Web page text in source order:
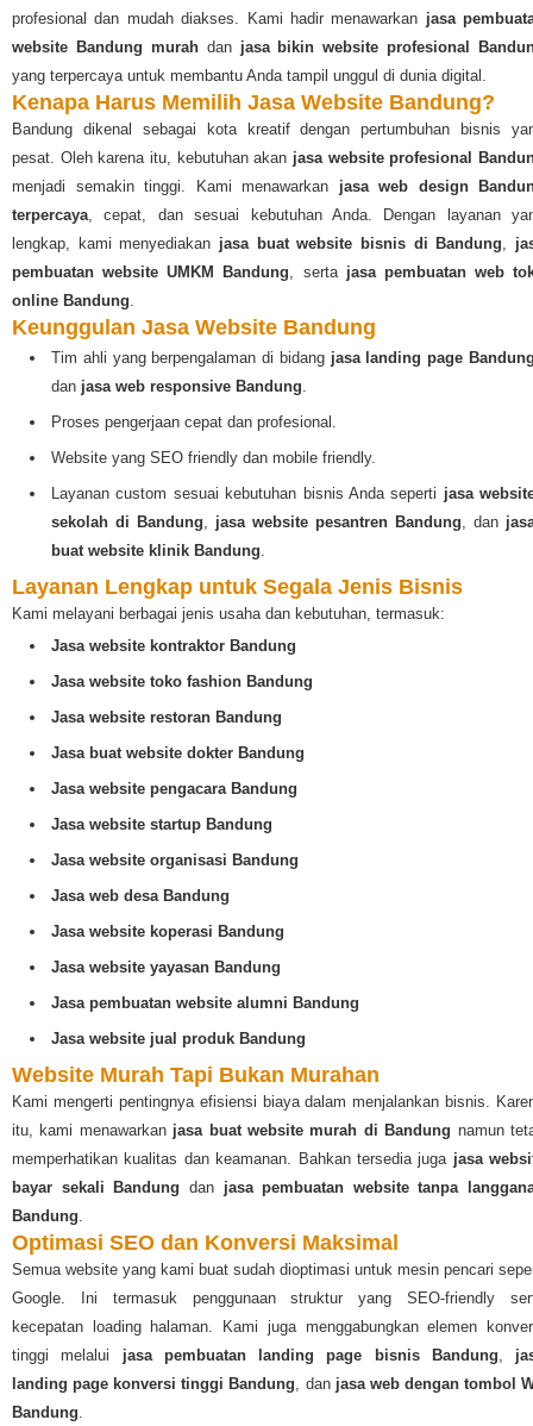
profesional dan mudah diakses. Kami hadir menawarkan jasa
website Bandung murahdan jasa bikin website profesional
yang terpercaya untuk membantu Anda tampil unggul di dunia digital.
Kenapa Harus Memilih Jasa Website Bandung?
Bandung dikenal sebagai kota kreatif dengan pertumbuhan bisnis
pesat. Oleh karena itu, kebutuhan akan jasa website profesional
menjadi semakin tinggi. Kami menawarkan jasa web design
terpercaya, cepat, dan sesuai kebutuhan Anda. Dengan layanan
lengkap, kami menyediakan jasa buat website bisnis di Bandung,
pembuatan website UMKM Bandung, serta jasa pembuatan web
online Bandung.
Keunggulan Jasa Website Bandung
Tim ahli yang berpengalaman di bidang jasa landing page
dan jasa web responsive Bandung.
Proses pengerjaan cepat dan profesional.
Website yang SEO friendly dan mobile friendly.
Layanan custom sesuai kebutuhan bisnis Anda seperti jasa
sekolah di Bandung, jasa website pesantren Bandung, dan
buat website klinik Bandung.
Layanan Lengkap untuk Segala Jenis Bisnis
Kami melayani berbagai jenis usaha dan kebutuhan, termasuk:
Jasa website kontraktor Bandung
Jasa website toko fashion Bandung
Jasa website restoran Bandung
Jasa buat website dokter Bandung
Jasa website pengacara Bandung
Jasa website startup Bandung
Jasa website organisasi Bandung
Jasa web desa Bandung
Jasa website koperasi Bandung
Jasa website yayasan Bandung
Jasa pembuatan website alumni Bandung
Jasa website jual produk Bandung
Website Murah Tapi Bukan Murahan
Kami mengerti pentingnya efisiensi biaya dalam menjalankan bisnis.
itu, kami menawarkan jasa buat website murah di Bandung namun
memperhatikan kualitas dan keamanan. Bahkan tersedia juga jasa
bayar sekali Bandung dan jasa pembuatan website tanpa
Bandung.
Optimasi SEO dan Konversi Maksimal
Semua website yang kami buat sudah dioptimasi untuk mesin pencari
Google. Ini termasuk penggunaan struktur yang SEO-friendly
kecepatan loading halaman. Kami juga menggabungkan elemen
tinggi melalui jasa pembuatan landing page bisnis Bandung,
landing page konversi tinggi Bandung, dan jasa web dengan tombol
Bandung.